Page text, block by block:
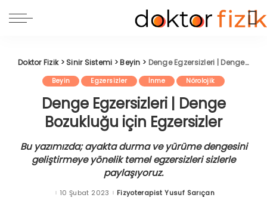
Doktor Fizik>Sinir Sistemi >Beyin > Denge Egzersizleri | Denge Bozukluğu için Egzersizler
Beyin Egzersizler İnme Nörolojik
Denge Egzersizleri | Denge
Bozukluğu için Egzersizler
Bu yazımızda; ayakta durma ve yürüme dengesini
geliştirmeye yönelik temel egzersizleri sizlerle
paylaşıyoruz.
10 Şubat 2023 Posted
Fizyoterapist Yusuf Sarıçan